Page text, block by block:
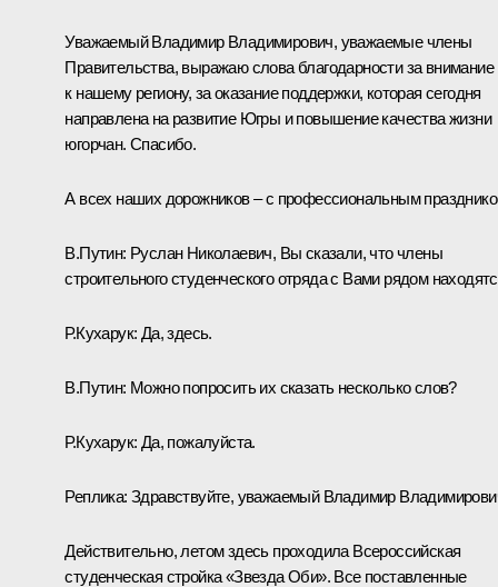
Уважаемый Владимир Владимирович, уважаемые члены
Правительства, выражаю слова благодарности за внимание
к нашему региону, за оказание поддержки, которая сегодня
направлена на развитие Югры и повышение качества жизни
югорчан. Спасибо.
А всех наших дорожников – с профессиональным
В.Путин: Руслан Николаевич, Вы сказали, что члены
строительного студенческого отряда с Вами рядом
Р.Кухарук: Да, здесь.
В.Путин: Можно попросить их сказать несколько слов?
Р.Кухарук: Да, пожалуйста.
Реплика: Здравствуйте, уважаемый Владимир
Действительно, летом здесь проходила Всероссийская
студенческая стройка «Звезда Оби». Все поставленные